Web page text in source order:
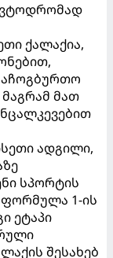
ქალაქია,
მათ
ადგილი,
სპორტის
ფორმულა 1-ის
ეტაპი
შესახებ